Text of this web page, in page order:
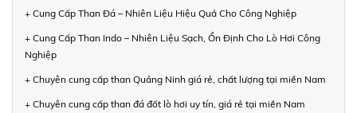
+ Cung Cấp Than Đá – Nhiên Liệu Hiệu Quả Cho Công Nghiệp
+ Cung Cấp Than Indo – Nhiên Liệu Sạch, Ổn Định Cho Lò Hơi Công
Nghiệp
+ Chuyên cung cấp than Quảng Ninh giá rẻ, chất lượng tại miền Nam
+ Chuyên cung cấp than đá đốt lò hơi uy tín, giá rẻ tại miền Nam